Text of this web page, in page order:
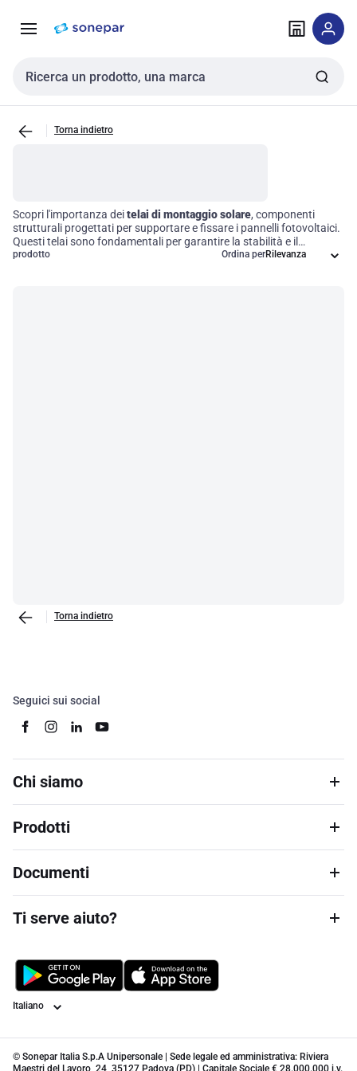
navigazione alla
Cerca input
Torna indietro
Scopri l'importanza deitelai di montaggio solare, componenti
strutturali progettati per supportare e fissare i pannelli fotovoltaici.
Questi telai sono fondamentali per garantire la stabilità e il
posizionamento ottimale dei pannelli, consentendo una cattura
prodotto Ordina per
Torna indietro
Seguici sui social
Chi siamo
Prodotti
Documenti
Ti serve aiuto?
Lingua
© Sonepar Italia S.p.A Unipersonale | Sede legale ed amministrativa: Riviera
Maestri del Lavoro, 24, 35127 Padova (PD) | Capitale Sociale € 28.000.000 i.v.